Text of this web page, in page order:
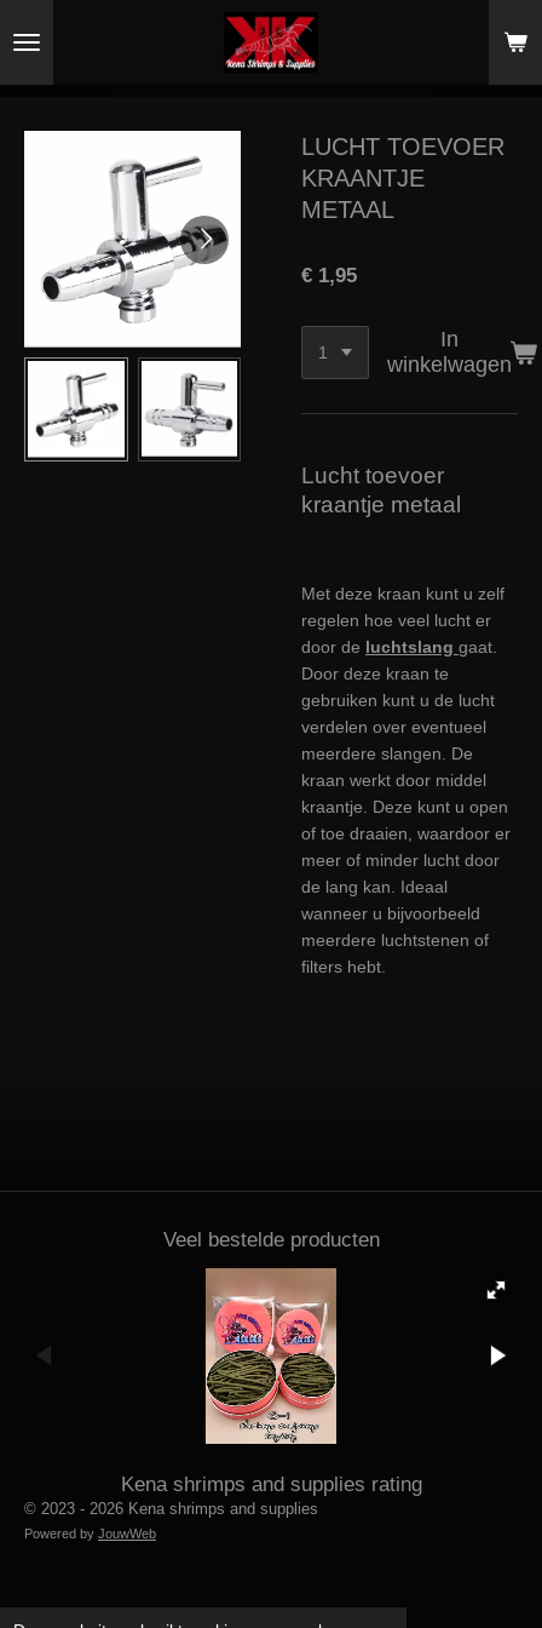
direct
hoofdinhoud
LUCHT TOEVOER
KRAANTJE
METAAL
€ 1,95
In
winkelwagen
Lucht toevoer
kraantje metaal
Met deze kraan kunt u zelf
regelen hoe veel lucht er
door de luchtslang gaat.
Door deze kraan te
gebruiken kunt u de lucht
verdelen over eventueel
meerdere slangen. De
kraan werkt door middel
kraantje. Deze kunt u open
of toe draaien, waardoor er
meer of minder lucht door
de lang kan. Ideaal
wanneer u bijvoorbeeld
meerdere luchtstenen of
filters hebt.
Veel bestelde producten
Kena shrimps and supplies rating
© 2023 - 2026 Kena shrimps and supplies
Powered by JouwWeb